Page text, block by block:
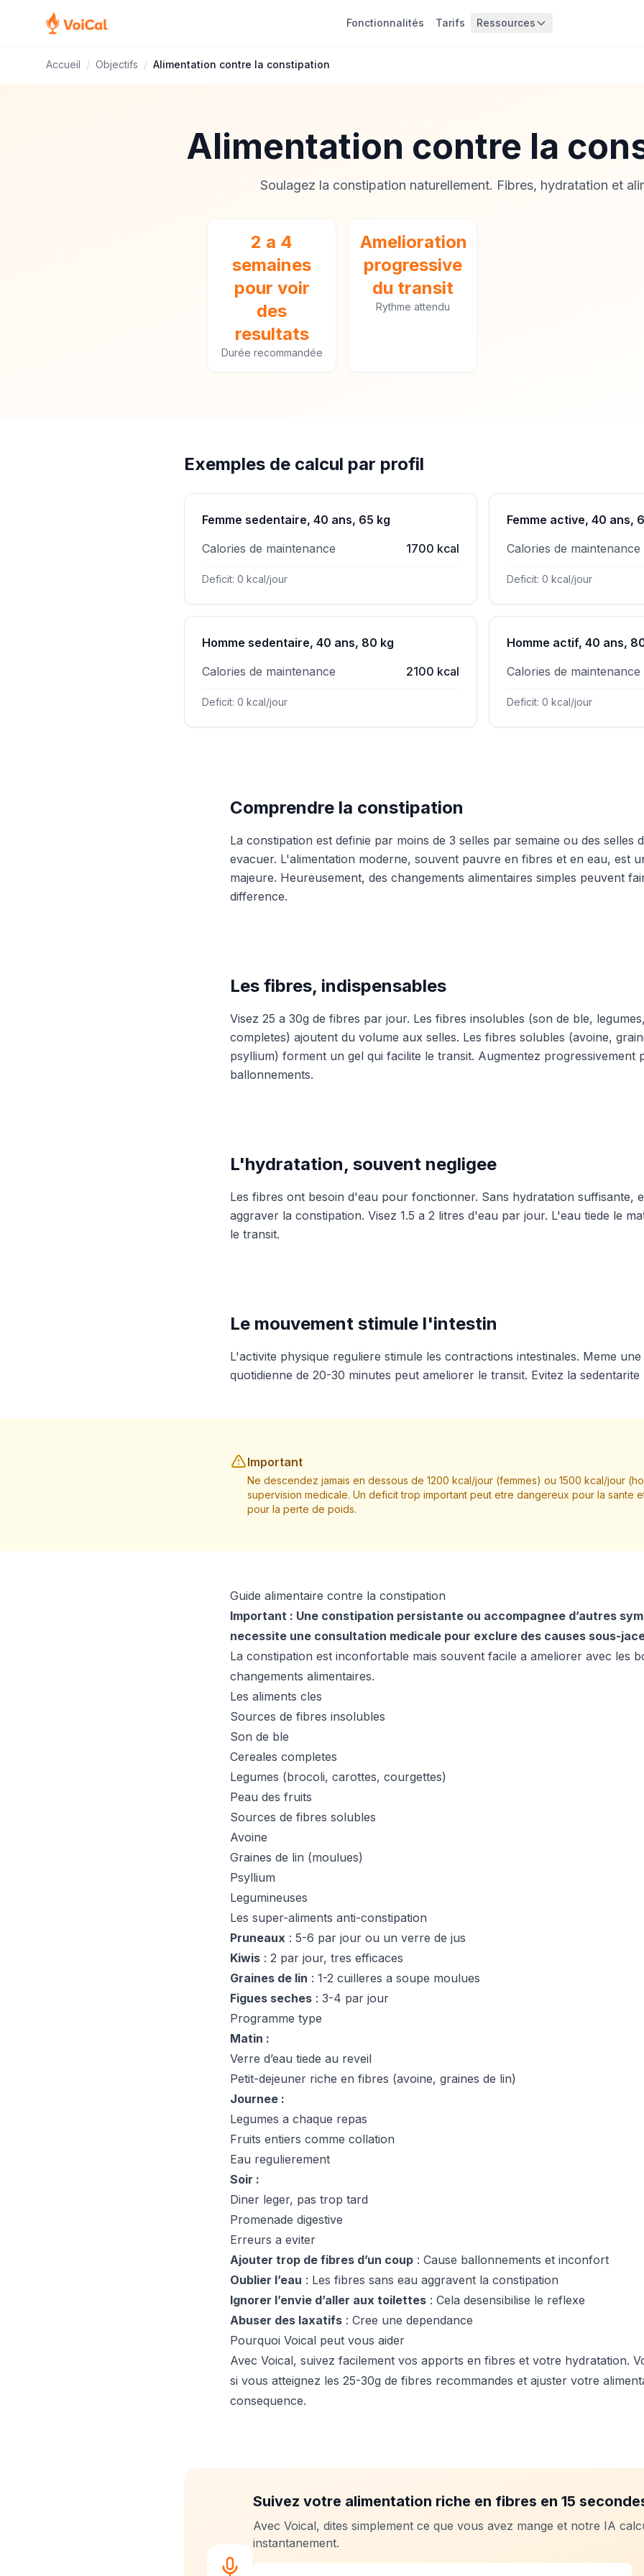
Fonctionnalités Tarifs Ressources
Accueil / Objectifs / Alimentation contre la constipation
Alimentation contre la
Soulagez la constipation naturellement. Fibres, hydratation et
2 a 4
semaines
pour voir
des
resultats
Durée recommandée
Amelioration
progressive
du transit
Rythme attendu
Exemples de calcul par profil
Femme sedentaire, 40 ans, 65 kg
Calories de maintenance
1700 kcal
Deficit: 0 kcal/jour
Femme active, 40 ans,
Calories de maintenance
Deficit: 0 kcal/jour
Homme sedentaire, 40 ans, 80 kg
Calories de maintenance
2100 kcal
Deficit: 0 kcal/jour
Homme actif, 40 ans,
Calories de maintenance
Deficit: 0 kcal/jour
Comprendre la constipation
La constipation est definie par moins de 3 selles par semaine ou des selles
evacuer. L'alimentation moderne, souvent pauvre en fibres et en eau, est
majeure. Heureusement, des changements alimentaires simples peuvent
difference.
Les fibres, indispensables
Visez 25 a 30g de fibres par jour. Les fibres insolubles (son de ble,
completes) ajoutent du volume aux selles. Les fibres solubles (avoine,
psyllium) forment un gel qui facilite le transit. Augmentez progressivement
ballonnements.
L'hydratation, souvent negligee
Les fibres ont besoin d'eau pour fonctionner. Sans hydratation suffisante,
aggraver la constipation. Visez 1.5 a 2 litres d'eau par jour. L'eau tiede le
le transit.
Le mouvement stimule l'intestin
L'activite physique reguliere stimule les contractions intestinales. Meme
quotidienne de 20-30 minutes peut ameliorer le transit. Evitez la sedentarite
Important
Ne descendez jamais en dessous de 1200 kcal/jour (femmes) ou 1500 kcal/jour
supervision medicale. Un deficit trop important peut etre dangereux pour la sante
pour la perte de poids.
Guide alimentaire contre la constipation
Important : Une constipation persistante ou accompagnee d’autres
necessite une consultation medicale pour exclure des causes sous-
La constipation est inconfortable mais souvent facile a ameliorer avec les
changements alimentaires.
Les aliments cles
Sources de fibres insolubles
Son de ble
Cereales completes
Legumes (brocoli, carottes, courgettes)
Peau des fruits
Sources de fibres solubles
Avoine
Graines de lin (moulues)
Psyllium
Legumineuses
Les super-aliments anti-constipation
Pruneaux : 5-6 par jour ou un verre de jus
Kiwis : 2 par jour, tres efficaces
Graines de lin : 1-2 cuilleres a soupe moulues
Figues seches : 3-4 par jour
Programme type
Matin :
Verre d’eau tiede au reveil
Petit-dejeuner riche en fibres (avoine, graines de lin)
Journee :
Legumes a chaque repas
Fruits entiers comme collation
Eau regulierement
Soir :
Diner leger, pas trop tard
Promenade digestive
Erreurs a eviter
Ajouter trop de fibres d’un coup : Cause ballonnements et inconfort
Oublier l’eau : Les fibres sans eau aggravent la constipation
Ignorer l’envie d’aller aux toilettes : Cela desensibilise le reflexe
Abuser des laxatifs : Cree une dependance
Pourquoi Voical peut vous aider
Avec Voical, suivez facilement vos apports en fibres et votre hydratation.
si vous atteignez les 25-30g de fibres recommandes et ajuster votre
consequence.
Suivez votre alimentation riche en fibres en 15
Avec Voical, dites simplement ce que vous avez mange et notre IA
instantanement.